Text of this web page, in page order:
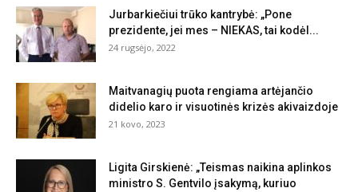
Jurbarkiečiui trūko kantrybė: „Pone
prezidente, jei mes – NIEKAS, tai kodėl...
24 rugsėjo, 2022
Maitvanagių puota rengiama artėjančio
didelio karo ir visuotinės krizės akivaizdoje
21 kovo, 2023
Ligita Girskienė: „Teismas naikina aplinkos
ministro S. Gentvilo įsakymą, kuriuo